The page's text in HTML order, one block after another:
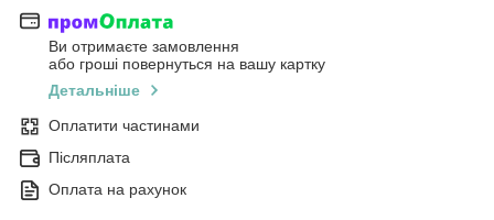
Ви отримаєте замовлення
або гроші повернуться на вашу картку
Детальніше
Оплатити частинами
Післяплата
Оплата на рахунок